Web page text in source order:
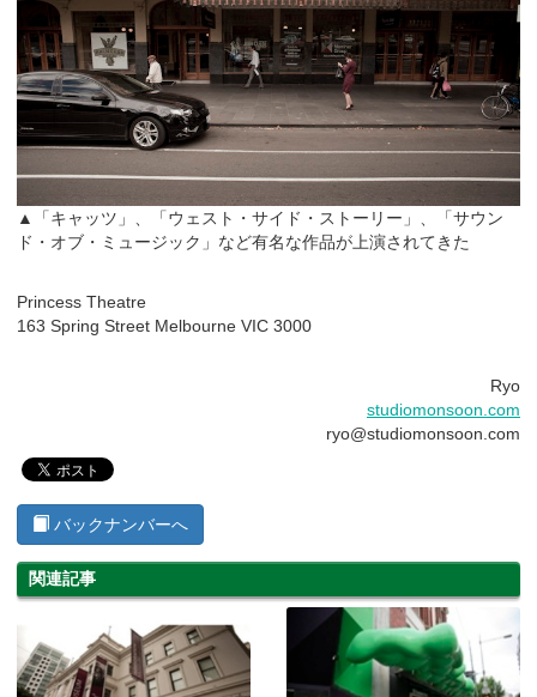
▲「キャッツ」、「ウェスト・サイド・ストーリー」、「サウン
ド・オブ・ミュージック」など有名な作品が上演されてきた
Princess Theatre
163 Spring Street Melbourne VIC 3000
Ryo
studiomonsoon.com
ryo@studiomonsoon.com
バックナンバーへ
関連記事